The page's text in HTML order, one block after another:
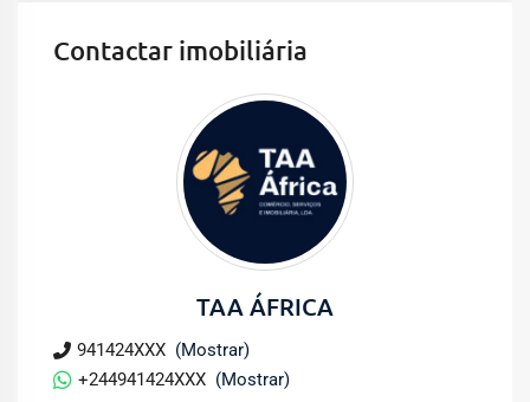
Contactar imobiliária
TAA ÁFRICA
941424XXX (Mostrar)
+244941424XXX (Mostrar)